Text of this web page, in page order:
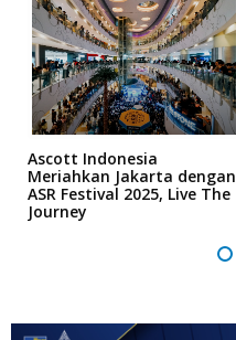
Ascott Indonesia
Meriahkan Jakarta dengan
ASR Festival 2025, Live The
Journey